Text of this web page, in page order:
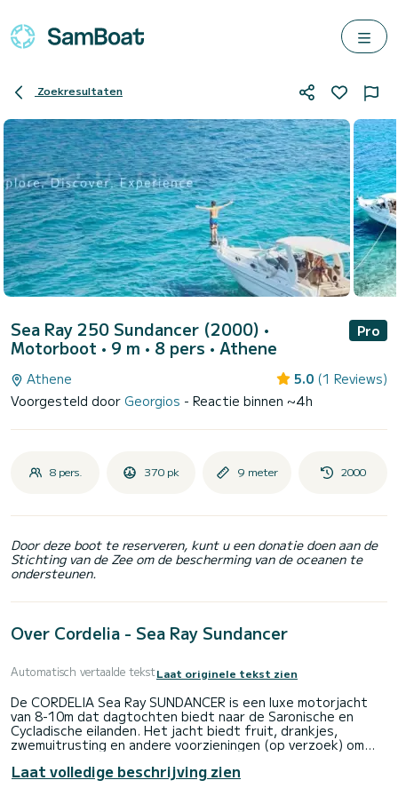
Zoekresultaten
Sea Ray 250 Sundancer (2000) •
Motorboot • 9 m • 8 pers • Athene
Pro
Athene 5.0 (1 Reviews)
Voorgesteld door Georgios - Reactie binnen ~4h
8 pers. 370 pk 9 meter 2000
Door deze boot te reserveren, kunt u een donatie doen aan de
Stichting van de Zee om de bescherming van de oceanen te
ondersteunen.
Over Cordelia - Sea Ray Sundancer
Automatisch vertaalde tekstLaat originele tekst zien
De CORDELIA Sea Ray SUNDANCER is een luxe motorjacht
van 8-10m dat dagtochten biedt naar de Saronische en
Cycladische eilanden. Het jacht biedt fruit, drankjes,
zwemuitrusting en andere voorzieningen (op verzoek) om
in de zon van de Atheense Rivièra en op de Cycladen-
eilanden (Paros, Tinos, Mykonos, Kea, Kythnos, Sifnos,
Laat volledige beschrijving zien